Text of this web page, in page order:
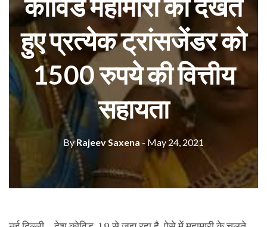
कोविड महामारी को देखते
हुए प्रत्येक ट्रांसजेंडर को
1500 रुपये की वित्तीय
सहायता
ByRajeev Saxena - May 24, 2021